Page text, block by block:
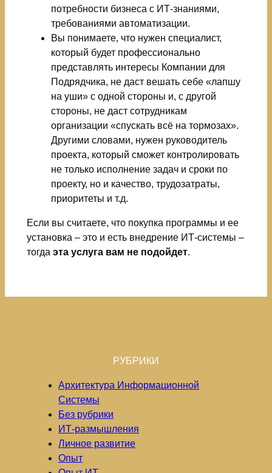
потребности бизнеса с ИТ-знаниями,
требованиями автоматизации.
Вы понимаете, что нужен специалист,
который будет профессионально
представлять интересы Компании для
Подрядчика, не даст вешать себе «лапшу
на уши» с одной стороны и, с другой
стороны, не даст сотрудникам
организации «спускать всё на тормозах».
Другими словами, нужен руководитель
проекта, который сможет контролировать
не только исполнение задач и сроки по
проекту, но и качество, трудозатраты,
приоритеты и т.д.
Если вы считаете, что покупка программы и ее
установка – это и есть внедрение ИТ-системы –
тогда эта услуга вам не подойдет.
РУБРИКИ
Архитектура Информационной
Системы
Без рубрики
ИТ-размышления
Личное развитие
Опыт